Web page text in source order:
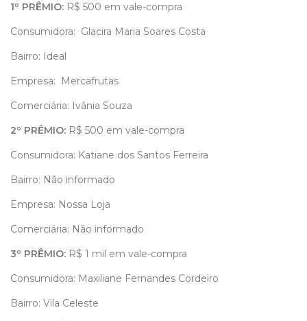
1º PRÊMIO: R$ 500 em vale-compra
Consumidora: Glacira Maria Soares Costa
Bairro: Ideal
Empresa: Mercafrutas
Comerciária: Ivânia Souza
2º PRÊMIO: R$ 500 em vale-compra
Consumidora: Katiane dos Santos Ferreira
Bairro: Não informado
Empresa: Nossa Loja
Comerciária: Não informado
3º PRÊMIO: R$ 1 mil em vale-compra
Consumidora: Maxiliane Fernandes Cordeiro
Bairro: Vila Celeste